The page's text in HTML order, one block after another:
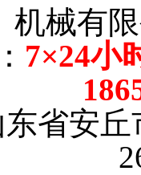
机械有
7×24小
省安